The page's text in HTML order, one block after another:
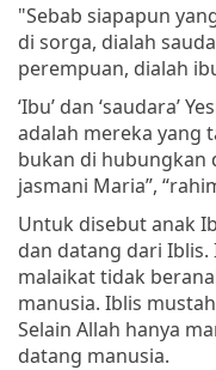
"Sebab siapapun
di sorga, dialah
perempuan, dialah
‘Ibu’ dan ‘saudara’
adalah mereka yang
bukan di hubungkan
jasmani Maria”,
Untuk disebut anak
dan datang dari
malaikat tidak
manusia. Iblis
Selain Allah hanya
datang manusia.